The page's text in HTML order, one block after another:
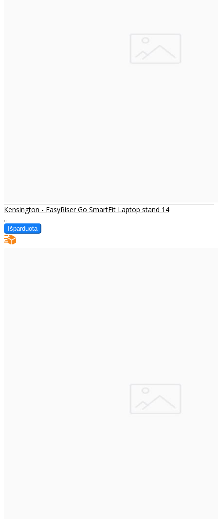
Kensington - EasyRiser Go SmartFit Laptop stand 14
..